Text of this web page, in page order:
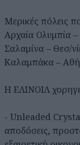
Μερικές πόλεις
Αρχαία Ολυμπία
Σαλαμίνα – Θεσ/
Καλαμπάκα –
Η ΕΛΙΝΟΙΛ
- Unleaded
αποδόσεις,